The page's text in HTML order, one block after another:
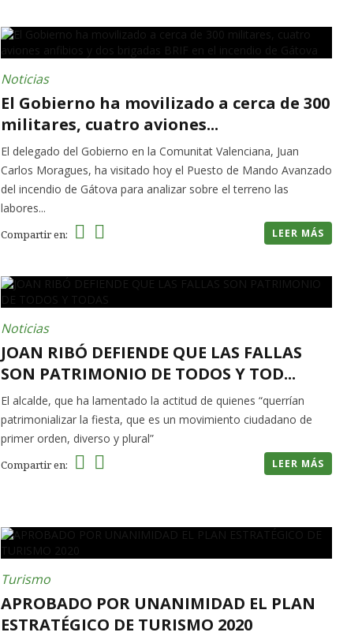
Noticias
El Gobierno ha movilizado a cerca de 300
militares, cuatro aviones...
El delegado del Gobierno en la Comunitat Valenciana, Juan
Carlos Moragues, ha visitado hoy el Puesto de Mando Avanzado
del incendio de Gátova para analizar sobre el terreno las
labores...
Compartir en: LEER MÁS
Noticias
JOAN RIBÓ DEFIENDE QUE LAS FALLAS
SON PATRIMONIO DE TODOS Y TOD...
El alcalde, que ha lamentado la actitud de quienes “querrían
patrimonializar la fiesta, que es un movimiento ciudadano de
primer orden, diverso y plural”
Compartir en: LEER MÁS
Turismo
APROBADO POR UNANIMIDAD EL PLAN
ESTRATÉGICO DE TURISMO 2020